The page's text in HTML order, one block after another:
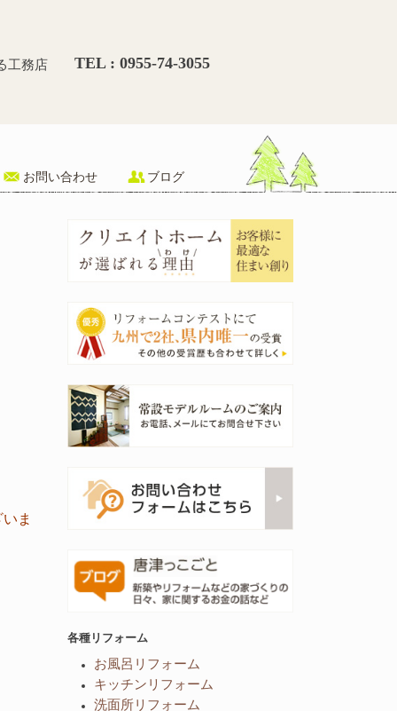
工務店 TEL : 0955-74-3055
お問い合わせ ブログ
ま
各種リフォーム
お風呂リフォーム
キッチンリフォーム
洗面所リフォーム